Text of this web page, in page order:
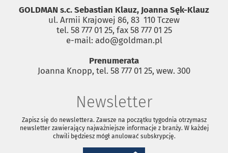
GOLDMAN s.c. Sebastian Klauz, Joanna Sęk-Klauz
ul. Armii Krajowej 86, 83 ­ 110 Tczew
tel. 58 777 01 25, fax 58 777 01 25
e-mail: ado@goldman.pl
Prenumerata
Joanna Knopp, tel. 58 777 01 25, wew. 300
Newsletter
Zapisz się do newslettera. Zawsze na początku tygodnia otrzymasz
newsletter zawierający najważniejsze informacje z branży. W każdej
chwili będziesz mógł anulować subskrypcję.